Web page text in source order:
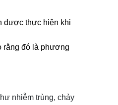
được thực hiện khi
rằng đó là phương
nhiễm trùng, chảy